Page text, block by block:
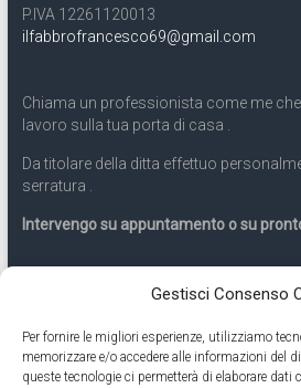
Gestisci Consenso
Per fornire le migliori esperienze, utilizziamo
memorizzare e/o accedere alle informazioni del
queste tecnologie ci permetterà di elaborare dati
P.IVA 12261120013
ilfabbrofrancesco69@gmail.com
Chiama un professionista come me
lavoro sulla tua porta di casa .
Da titolare della ditta effettuo
serratura .
Intervengo su appuntamento o su
Servizio 24 ore
Cell331.9899963